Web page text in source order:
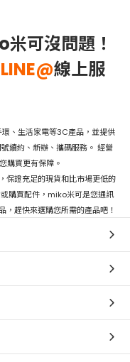
可沒問題！
LINE@線上服
、生活家電等3C產品，並提供
續約、新辦、攜碼服務。 經營
購買更有保障。
保證充足的現貨和比市場更低的
購買配件，miko米可是您通訊
趕快來選購您所需的產品吧！